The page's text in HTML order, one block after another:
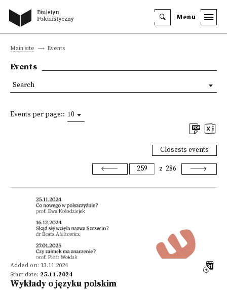
Menu
Main site Events
Events
Events per page:: 10
Closests events
z 286
Added on: 13.11.2024
Start date: 25.11.2024
Wykłady o języku polskim
Search